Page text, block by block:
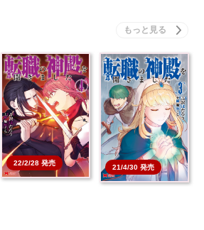
22/2/28 発売
21/4/30 発売